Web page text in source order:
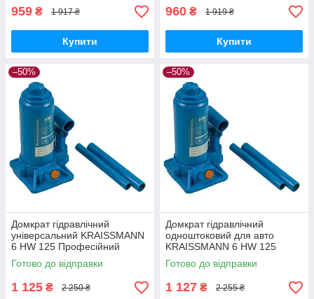
959 ₴ 1 917 ₴
Купити
960 ₴ 1 919 ₴
Купити
–50%
Домкрат гідравлічний
універсальний KRAISSMANN
6 HW 125 Професійний
пляшковий домкрат 6т
Готово до відправки
1 125 ₴ 2 250 ₴
–50%
Домкрат гідравлічний
одноштоковий для авто
KRAISSMANN 6 HW 125
Автобудкрат Домкрати
гідравлічні 6 т
Готово до відправки
1 127 ₴ 2 255 ₴